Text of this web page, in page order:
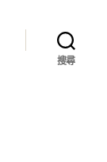
搜尋